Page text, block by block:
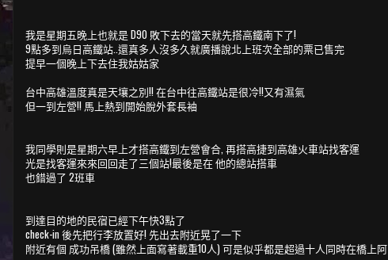
我是星期五晚上也就是 D90 敗下去的當天就先搭高鐵南下了!
9點多到烏日高鐵站..還真多人沒多久就廣播說北上班次全部的票已售完
提早一個晚上下去住我姑姑家
台中高雄溫度真是天壤之別!! 在台中往高鐵站是很冷!!又有濕氣
但一到左營!! 馬上熱到開始脫外套長袖
我同學則是星期六早上才搭高鐵到左營會合, 再搭高捷到高雄火車站找客運
光是找客運來來回回走了三個站!最後是在 他的總站搭車
也錯過了 2班車
到達目的地的民宿已經下午快3點了
check-in 後先把行李放置好! 先出去附近晃了一下
附近有個 成功吊橋 (雖然上面寫著載重10人) 可是似乎都是超過十人同時在橋上阿